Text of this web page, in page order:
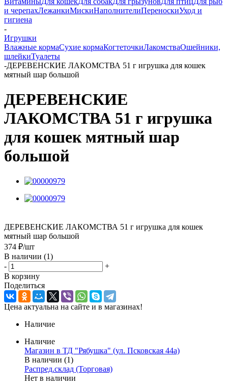
и черепахЛежанкиМискиНаполнителиПереноскиУход и
гигиена
-
Игрушки
Влажные кормаСухие кормаКогтеточкиЛакомстваОшейники,
шлейкиТуалеты
-ДЕРЕВЕНСКИЕ ЛАКОМСТВА 51 г игрушка для кошек
мятный шар большой
ДЕРЕВЕНСКИЕ
ЛАКОМСТВА 51 г игрушка
для кошек мятный шар
большой
ДЕРЕВЕНСКИЕ ЛАКОМСТВА 51 г игрушка для кошек
мятный шар большой
374 ₽/шт
В наличии (1)
-
+
В корзину
Поделиться
Цена актуальна на сайте и в магазинах!
Наличие
Наличие
Магазин в ТД "Рябушка" (ул. Псковская 44а)
В наличии (1)
Распред.склад (Торговая)
Нет в наличии